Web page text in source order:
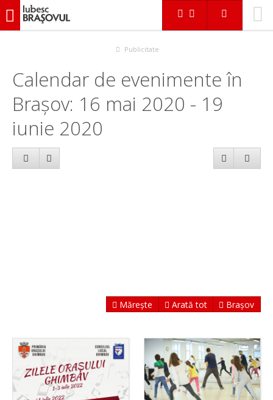
iubescbraşovul.ro
Publicitate
Calendar de evenimente în
Brașov: 16 mai 2020 - 19
iunie 2020
Mărește Arată tot Brașov